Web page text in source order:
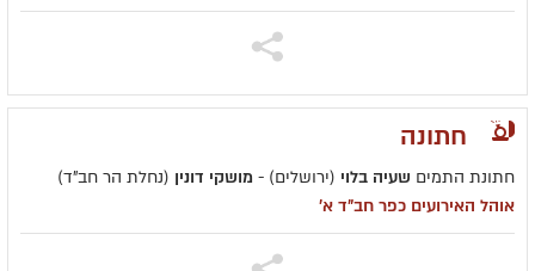
חתונה
חתונת התמים שעיה בלוי (ירושלים) - מושקי דונין (נחלת הר חב"ד)
אוהל האירועים כפר חב"ד א'